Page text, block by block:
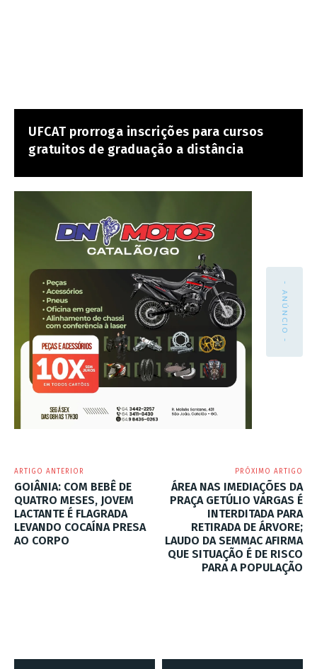
UFCAT prorroga inscrições para cursos
gratuitos de graduação a distância
- ANÚNCIO -
ARTIGO ANTERIOR
GOIÂNIA: COM BEBÊ DE
QUATRO MESES, JOVEM
LACTANTE É FLAGRADA
LEVANDO COCAÍNA PRESA
AO CORPO
PRÓXIMO ARTIGO
ÁREA NAS IMEDIAÇÕES DA
PRAÇA GETÚLIO VARGAS É
INTERDITADA PARA
RETIRADA DE ÁRVORE;
LAUDO DA SEMMAC AFIRMA
QUE SITUAÇÃO É DE RISCO
PARA A POPULAÇÃO